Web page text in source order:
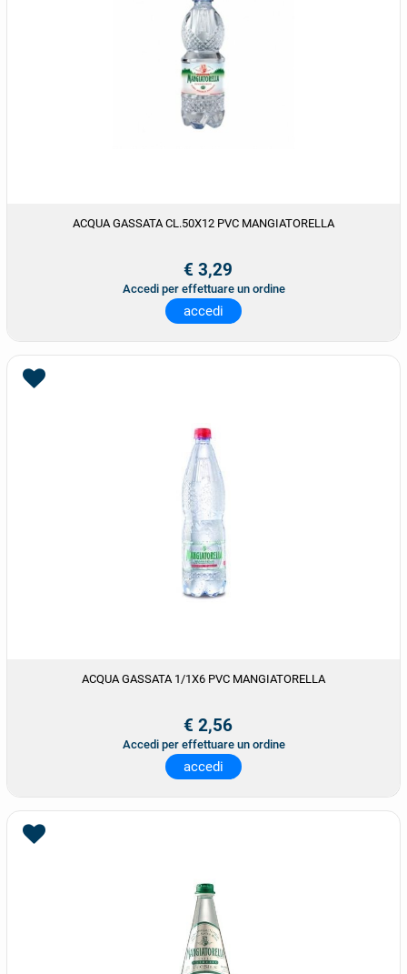
ACQUA GASSATA CL.50X12 PVC MANGIATORELLA
€ 3,29
Accedi per effettuare un ordine
accedi
ACQUA GASSATA 1/1X6 PVC MANGIATORELLA
€ 2,56
Accedi per effettuare un ordine
accedi